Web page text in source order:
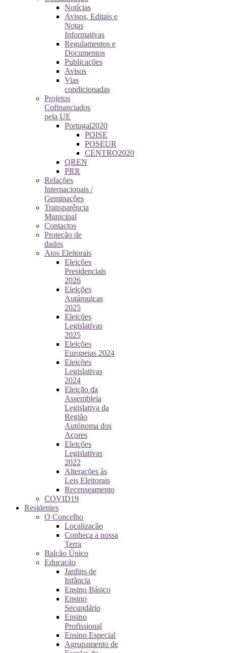
Notícias
Avisos, Editais e
Notas
Informativas
Regulamentos e
Documentos
Publicações
Avisos
Vias
condicionadas
Projetos
Cofinanciados
pela UE
Portugal2020
POISE
POSEUR
CENTRO2020
QREN
PRR
Relações
Internacionais /
Geminações
Transparência
Municipal
Contactos
Proteção de
dados
Atos Eleitorais
Eleições
Presidenciais
2026
Eleições
Autárquicas
2025
Eleições
Legislativas
2025
Eleições
Europeias 2024
Eleições
Legislativas
2024
Eleição da
Assembleia
Legislativa da
Região
Autónoma dos
Açores
Eleições
Legislativas
2022
Alterações às
Leis Eleitorais
Recenseamento
COVID19
Residentes
O Concelho
Localização
Conheça a nossa
Terra
Balcão Único
Educação
Jardins de
Infância
Ensino Básico
Ensino
Secundário
Ensino
Profissional
Ensino Especial
Agrupamento de